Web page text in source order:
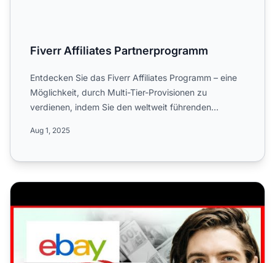
Fiverr Affiliates Partnerprogramm
Entdecken Sie das Fiverr Affiliates Programm – eine
Möglichkeit, durch Multi-Tier-Provisionen zu
verdienen, indem Sie den weltweit führenden
Aug 1, 2025
Großartige Möglichkeit, online mit eBay Affiliate